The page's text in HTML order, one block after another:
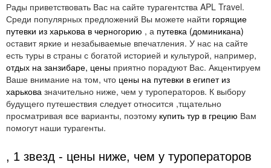
Рады приветствовать Вас на сайте турагентства APL Travel.
Среди популярных предложений Вы можете найти горящие
путевки из харькова в черногорию , а путевка (доминикана)
оставит яркие и незабываемые впечатления. У нас на сайте
есть туры в страны с богатой историей и культурой, например,
отдых на занзибаре, цены приятно порадуют Вас. Акцентируем
Ваше внимание на том, что цены на путевки в египет из
харькова значительно ниже, чем у туроператоров. К выбору
будущего путешествия следует относится ,тщательно
просматривая все варианты, поэтому купить тур в грецию Вам
помогут наши турагенты.
, 1 звезд - цены ниже, чем у туроператоров